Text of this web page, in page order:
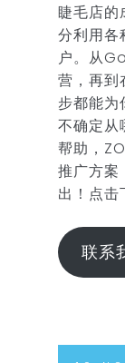
睫毛店的
分利用各
户。从
营，再到
步都能为
不确定从
帮助，
推广方案
出！点击
联系